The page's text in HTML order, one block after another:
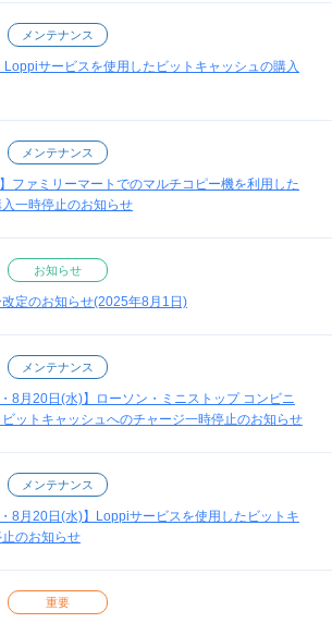
メンテナンス
Loppiサービスを使用したビットキャッシュの購入
メンテナンス
ファミリーマートでのマルチコピー機を利用した
一時停止のお知らせ
お知らせ
定のお知らせ(2025年8月1日)
メンテナンス
8月20日(水)】ローソン・ミニストップ コンビニ
ットキャッシュへのチャージ一時停止のお知らせ
メンテナンス
8月20日(水)】Loppiサービスを使用したビットキ
のお知らせ
重要